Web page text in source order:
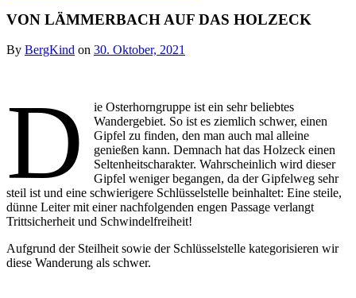
VON LÄMMERBACH AUF DAS HOLZECK
By BergKind on 30. Oktober, 2021
D
ie Osterhorngruppe ist ein sehr beliebtes
Wandergebiet. So ist es ziemlich schwer, einen
Gipfel zu finden, den man auch mal alleine
genießen kann. Demnach hat das Holzeck einen
Seltenheitscharakter. Wahrscheinlich wird dieser
Gipfel weniger begangen, da der Gipfelweg sehr
steil ist und eine schwierigere Schlüsselstelle beinhaltet: Eine steile,
dünne Leiter mit einer nachfolgenden engen Passage verlangt
Trittsicherheit und Schwindelfreiheit!
Aufgrund der Steilheit sowie der Schlüsselstelle kategorisieren wir
diese Wanderung als schwer.